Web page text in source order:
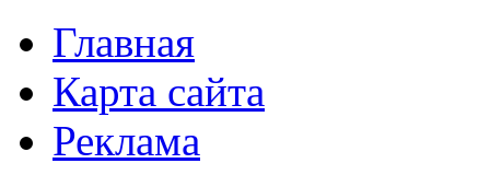
Главная
Карта сайта
Реклама